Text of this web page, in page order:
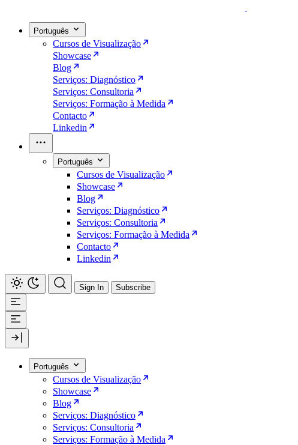
Português
Cursos de Visualização
Showcase
Blog
Serviços: Diagnóstico
Serviços: Consultoria
Serviços: Formação à Medida
Contacto
Linkedin
Português
Cursos de Visualização
Showcase
Blog
Serviços: Diagnóstico
Serviços: Consultoria
Serviços: Formação à Medida
Contacto
Linkedin
Sign In Subscribe
Português
Cursos de Visualização
Showcase
Blog
Serviços: Diagnóstico
Serviços: Consultoria
Serviços: Formação à Medida